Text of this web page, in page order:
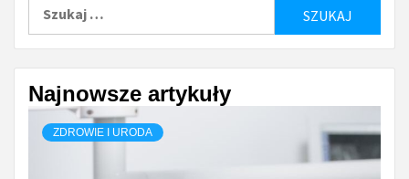
Najnowsze artykuły
ZDROWIE I URODA